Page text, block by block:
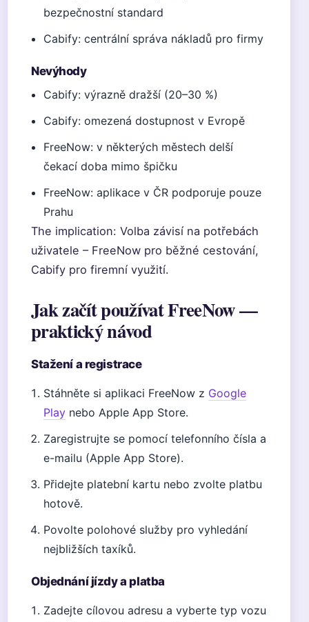
bezpečnostní standard
Cabify: centrální správa nákladů pro firmy
Nevýhody
Cabify: výrazně dražší (20–30 %)
Cabify: omezená dostupnost v Evropě
FreeNow: v některých městech delší
čekací doba mimo špičku
FreeNow: aplikace v ČR podporuje pouze
Prahu
The implication: Volba závisí na potřebách
uživatele – FreeNow pro běžné cestování,
Cabify pro firemní využití.
Jak začít používat FreeNow —
praktický návod
Stažení a registrace
Stáhněte si aplikaci FreeNow z Google
Play nebo Apple App Store.
Zaregistrujte se pomocí telefonního čísla a
e-mailu (Apple App Store).
Přidejte platební kartu nebo zvolte platbu
hotově.
Povolte polohové služby pro vyhledání
nejbližších taxíků.
Objednání jízdy a platba
Zadejte cílovou adresu a vyberte typ vozu